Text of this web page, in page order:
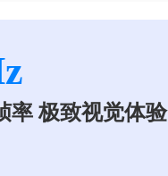
率 极致视觉体验